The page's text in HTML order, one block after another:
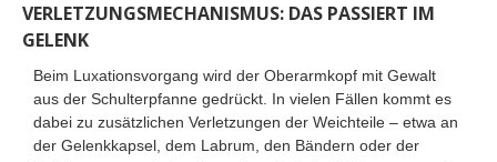
VERLETZUNGSMECHANISMUS: DAS PASSIERT IM
GELENK
Beim Luxationsvorgang wird der Oberarmkopf mit Gewalt
aus der Schulterpfanne gedrückt. In vielen Fällen kommt es
dabei zu zusätzlichen Verletzungen der Weichteile – etwa an
der Gelenkkapsel, dem Labrum, den Bändern oder der